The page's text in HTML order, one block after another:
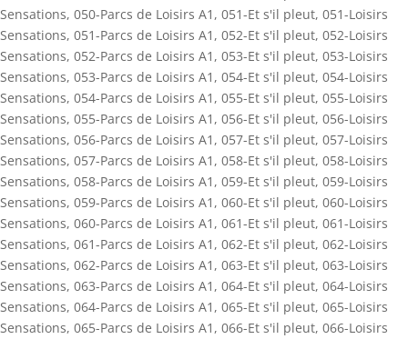
Sensations, 050-Parcs de Loisirs A1 , 051-Et s'il pleut, 051-Loisirs
Sensations, 051-Parcs de Loisirs A1 , 052-Et s'il pleut, 052-Loisirs
Sensations, 052-Parcs de Loisirs A1 , 053-Et s'il pleut, 053-Loisirs
Sensations, 053-Parcs de Loisirs A1 , 054-Et s'il pleut, 054-Loisirs
Sensations, 054-Parcs de Loisirs A1 , 055-Et s'il pleut, 055-Loisirs
Sensations, 055-Parcs de Loisirs A1 , 056-Et s'il pleut, 056-Loisirs
Sensations, 056-Parcs de Loisirs A1 , 057-Et s'il pleut, 057-Loisirs
Sensations, 057-Parcs de Loisirs A1 , 058-Et s'il pleut, 058-Loisirs
Sensations, 058-Parcs de Loisirs A1 , 059-Et s'il pleut, 059-Loisirs
Sensations, 059-Parcs de Loisirs A1 , 060-Et s'il pleut, 060-Loisirs
Sensations, 060-Parcs de Loisirs A1 , 061-Et s'il pleut, 061-Loisirs
Sensations, 061-Parcs de Loisirs A1 , 062-Et s'il pleut, 062-Loisirs
Sensations, 062-Parcs de Loisirs A1 , 063-Et s'il pleut, 063-Loisirs
Sensations, 063-Parcs de Loisirs A1 , 064-Et s'il pleut, 064-Loisirs
Sensations, 064-Parcs de Loisirs A1 , 065-Et s'il pleut, 065-Loisirs
Sensations, 065-Parcs de Loisirs A1 , 066-Et s'il pleut, 066-Loisirs